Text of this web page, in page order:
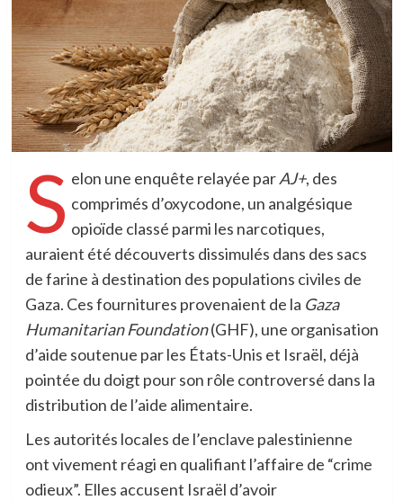
S elon une enquête relayée parAJ+, des
comprimés d’oxycodone, un analgésique
opioïde classé parmi les narcotiques,
auraient été découverts dissimulés dans des sacs
de farine à destination des populations civiles de
Gaza. Ces fournitures provenaient de la Gaza
Humanitarian Foundation(GHF), une organisation
d’aide soutenue par les États-Unis et Israël, déjà
pointée du doigt pour son rôle controversé dans la
distribution de l’aide alimentaire.
Les autorités locales de l’enclave palestinienne
ont vivement réagi en qualifiant l’affaire de “crime
odieux”. Elles accusent Israël d’avoir